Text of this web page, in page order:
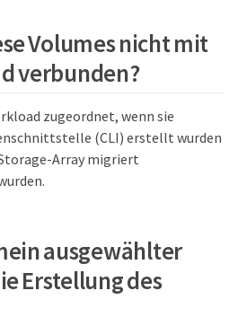
Volumes nicht mit
verbunden?
zugeordnet, wenn sie
(CLI) erstellt wurden
Array migriert
ausgewählter
Erstellung des